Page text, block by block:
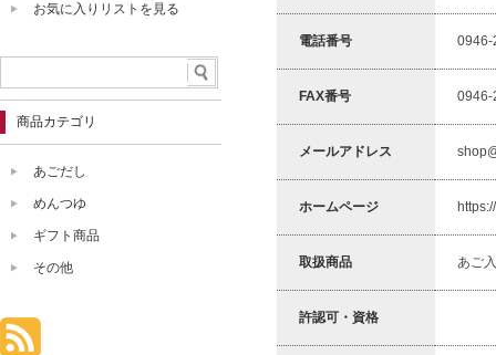
電話番号 0946-
FAX番号 0946-
メールアドレス
ホームページ
取扱商品 あご
許認可・資格
お気に入りリストを見る
商品カテゴリ
あごだし
めんつゆ
ギフト商品
その他